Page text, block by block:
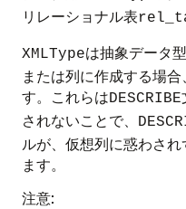
リレーショナル表
XMLTypeは抽象データ
または列に作成する場
す。これらはDESCRIBE
されないことで、
ルが、仮想列に惑わさ
ます。
注意: